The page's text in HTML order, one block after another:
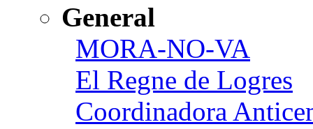
General
MORA-NO-VA
El Regne de Logres
Coordinadora